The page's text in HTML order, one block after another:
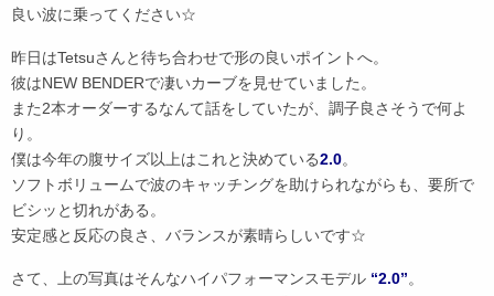
良い波に乗ってください☆
昨日はTetsuさんと待ち合わせで形の良いポイントへ。
彼はNEW BENDERで凄いカーブを見せていました。
また2本オーダーするなんて話をしていたが、調子良さそうで何よ
り。
僕は今年の腹サイズ以上はこれと決めている2.0。
ソフトボリュームで波のキャッチングを助けられながらも、要所で
ビシッと切れがある。
安定感と反応の良さ、バランスが素晴らしいです☆
さて、上の写真はそんなハイパフォーマンスモデル “2.0”。